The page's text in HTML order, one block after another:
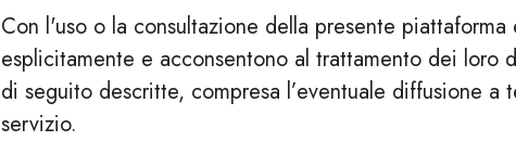
Con l'uso o la consultazione della presente
esplicitamente e acconsentono al trattamento dei loro
di seguito descritte, compresa l’eventuale diffusione a
servizio.